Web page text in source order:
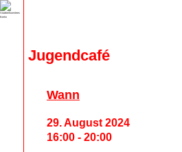
Jugendcafé
Wann
29. August 2024
16:00 - 20:00